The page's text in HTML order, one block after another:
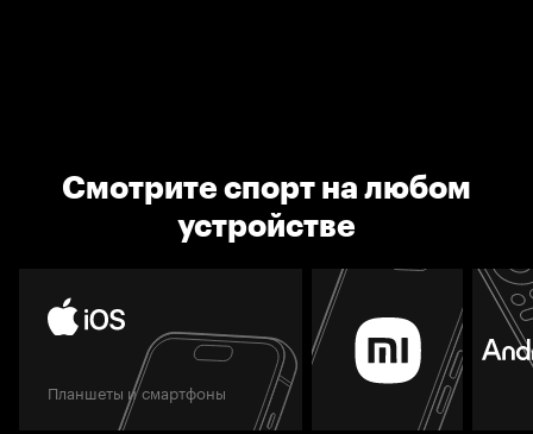
Смотрите спорт на любом
устройстве
Планшеты и смартфоны